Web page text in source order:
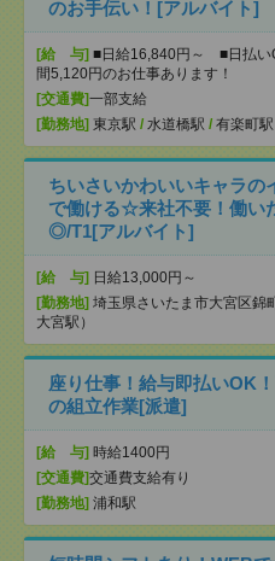
のお手伝い！[アルバイト]
[給 与] ■日給16,840円～ ■日払
間5,120円のお仕事あります！
[交通費]一部支給
[勤務地] 東京駅 / 水道橋駅 / 有楽町駅
ちいさいかわいいキャラの
で働ける☆来社不要！働い
◎/T1[アルバイト]
[給 与] 日給13,000円～
[勤務地] 埼玉県さいたま市大宮区錦
大宮駅）
座り仕事！給与即払いOK
の組立作業[派遣]
[給 与] 時給1400円
[交通費]交通費支給有り
[勤務地] 浦和駅